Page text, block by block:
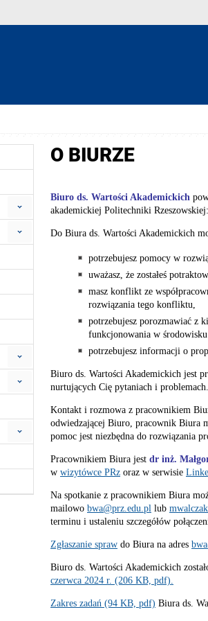
O BIURZE
Biuro ds. Wartości Akademickich
akademickiej Politechniki
Do Biura ds. Wartości Akademickich
potrzebujesz pomocy w
uważasz, że zostałeś
masz konflikt ze
rozwiązania tego konfliktu,
potrzebujesz porozmawiać z
funkcjonowania w
potrzebujesz informacji o
Biuro ds. Wartości Akademickich jest
nurtujących Cię pytaniach i problemach.
Kontakt i rozmowa z pracownikiem
odwiedzającej Biuro, pracownik Biura
pomoc jest niezbędna do rozwiązania
Pracownikiem Biura jest dr inż.
w wizytówce PRz oraz w serwisie
Na spotkanie z pracownikiem Biura
mailowo bwa@prz.edu.pl lub
terminu i ustaleniu szczegółów
Zgłaszanie spraw do Biura na adres
Biuro ds. Wartości Akademickich
czerwca 2024 r. (206 KB, pdf).
Zakres zadań (94 KB, pdf) Biura ds.